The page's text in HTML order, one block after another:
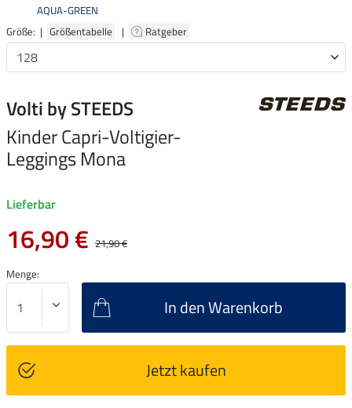
AQUA-GREEN
Größe: | Größentabelle | Ratgeber
Volti by STEEDS
Kinder Capri-Voltigier-
Leggings Mona
Lieferbar
16,90 € 21,90 €
Menge:
In den Warenkorb
Jetzt kaufen